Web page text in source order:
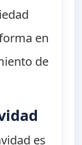
en
de
es